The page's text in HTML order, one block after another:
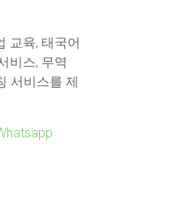
교육, 태국어
비스, 무역
서비스를 제